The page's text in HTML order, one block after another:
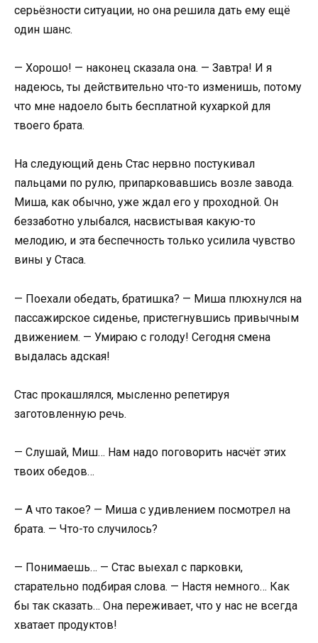
серьёзности ситуации, но она решила дать ему ещё
один шанс.
— Хорошо! — наконец сказала она. — Завтра! И я
надеюсь, ты действительно что-то изменишь, потому
что мне надоело быть бесплатной кухаркой для
твоего брата.
На следующий день Стас нервно постукивал
пальцами по рулю, припарковавшись возле завода.
Миша, как обычно, уже ждал его у проходной. Он
беззаботно улыбался, насвистывая какую-то
мелодию, и эта беспечность только усилила чувство
вины у Стаса.
— Поехали обедать, братишка? — Миша плюхнулся на
пассажирское сиденье, пристегнувшись привычным
движением. — Умираю с голоду! Сегодня смена
выдалась адская!
Стас прокашлялся, мысленно репетируя
заготовленную речь.
— Слушай, Миш… Нам надо поговорить насчёт этих
твоих обедов…
— А что такое? — Миша с удивлением посмотрел на
брата. — Что-то случилось?
— Понимаешь… — Стас выехал с парковки,
старательно подбирая слова. — Настя немного… Как
бы так сказать… Она переживает, что у нас не всегда
хватает продуктов!